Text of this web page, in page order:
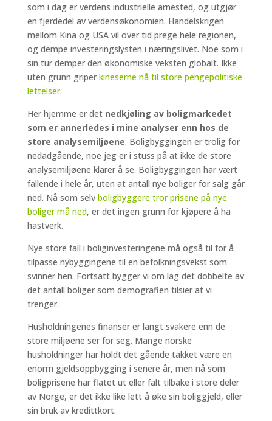
som i dag er verdens industrielle arnested, og utgjør
en fjerdedel av verdensøkonomien. Handelskrigen
mellom Kina og USA vil over tid prege hele regionen,
og dempe investeringslysten i næringslivet. Noe som i
sin tur demper den økonomiske veksten globalt. Ikke
uten grunn griper kineserne nå til store pengepolitiske
lettelser.
Her hjemme er det nedkjøling av boligmarkedet
som er annerledes i mine analyser enn hos de
store analysemiljøene. Boligbyggingen er trolig for
nedadgående, noe jeg er i stuss på at ikke de store
analysemiljøene klarer å se. Boligbyggingen har vært
fallende i hele år, uten at antall nye boliger for salg går
ned. Nå som selv boligbyggere tror prisene på nye
boliger må ned, er det ingen grunn for kjøpere å ha
hastverk.
Nye store fall i boliginvesteringene må også til for å
tilpasse nybyggingene til en befolkningsvekst som
svinner hen. Fortsatt bygger vi om lag det dobbelte av
det antall boliger som demografien tilsier at vi
trenger.
Husholdningenes finanser er langt svakere enn de
store miljøene ser for seg. Mange norske
husholdninger har holdt det gående takket være en
enorm gjeldsoppbygging i senere år, men nå som
boligprisene har flatet ut eller falt tilbake i store deler
av Norge, er det ikke like lett å øke sin boliggjeld, eller
sin bruk av kredittkort.